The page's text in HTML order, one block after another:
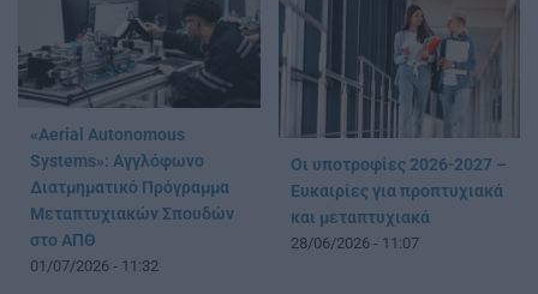
«Aerial Autonomous
Systems»: Αγγλόφωνο
Διατμηματικό Πρόγραμμα
Μεταπτυχιακών Σπουδών
στο ΑΠΘ
01/07/2026 - 11:32
Οι υποτροφίες 2026-2027 –
Ευκαιρίες για προπτυχιακά
και μεταπτυχιακά
28/06/2026 - 11:07